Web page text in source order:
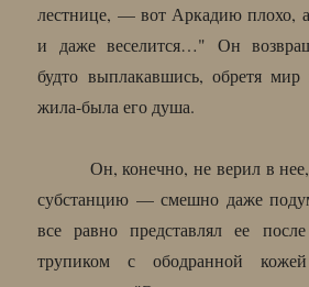
лестнице, — вот Аркадию плохо,
и даже веселится…" Он
будто выплакавшись, обретя
жила-была его душа.
Он, конечно, не верил в
субстанцию — смешно даже
все равно представлял ее
трупиком с ободранной